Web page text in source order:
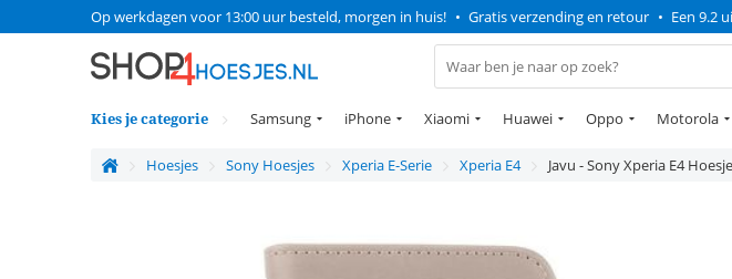
Op werkdagen voor 13:00 uur besteld, morgen in huis! • Gratis verzending en retour • Een 9.2
Kies je categorie Samsung iPhone Xiaomi Huawei Oppo Motorola
Hoesjes Sony Hoesjes Xperia E-Serie Xperia E4 Javu - Sony Xperia E4